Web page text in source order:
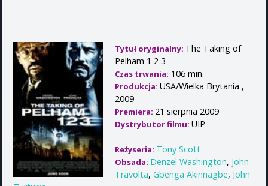
Tytuł oryginalny: The Taking of
Pelham 1 2 3
Czas trwania: 106 min.
Produkcja: USA/Wielka Brytania ,
2009
Premiera: 21 sierpnia 2009
Dystrybutor filmu: UIP
Reżyseria: Tony Scott
Obsada: Denzel Washington, John
Travolta, Gbenga Akinnagbe, John